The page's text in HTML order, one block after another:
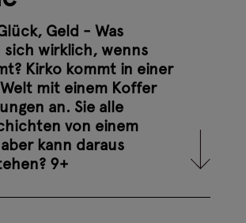
Geld - Was
wirklich, wenns
Kirko kommt in einer
mit einem Koffer
an. Sie alle
von einem
kann daraus
9+
ist sein Anfang? Und wer